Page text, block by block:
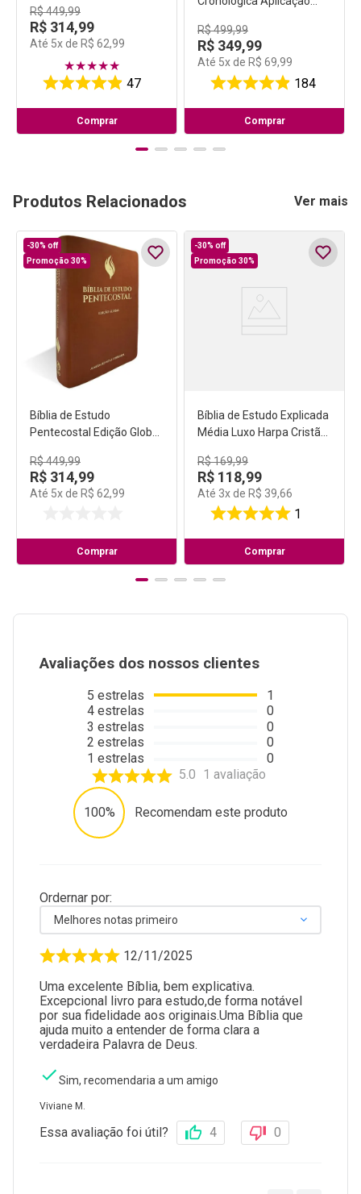
R$449,99
R$ 314,99
Até 5x de R$ 62,99
★★★★★
47
Comprar
R$499,99
R$ 349,99
Até 5x de R$ 69,99
184
Comprar
Produtos Relacionados Ver mais
-30% off
Promoção 30%
Bíblia de Estudo
Pentecostal Edição Global
R$449,99
R$ 314,99
Até 5x de R$ 62,99
Comprar
-30% off
Promoção 30%
Bíblia de Estudo Explicada
Média Luxo Harpa Cristã
R$169,99
R$ 118,99
Até 3x de R$ 39,66
1
Comprar
Avaliações dos nossos clientes
5 estrelas
4 estrelas
3 estrelas
2 estrelas
1 estrelas
1
0
0
0
0
5.0 1 avaliação
100% Recomendam este produto
Ordernar por:
Melhores notas primeiro
12/11/2025
Uma excelente Bíblia, bem explicativa.
Excepcional livro para estudo,de forma notável
por sua fidelidade aos originais.Uma Bíblia que
ajuda muito a entender de forma clara a
verdadeira Palavra de Deus.
Sim, recomendaria a um amigo
Viviane M.
Essa avaliação foi útil? 4 0